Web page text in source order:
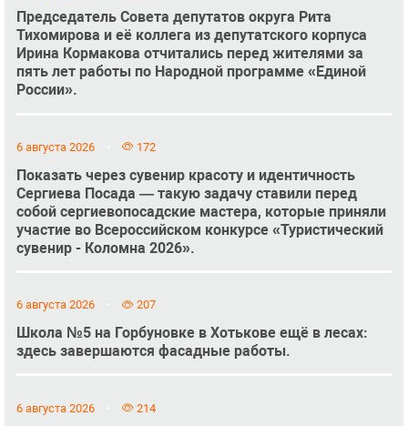
Председатель Совета депутатов округа Рита
Тихомирова и её коллега из депутатского корпуса
Ирина Кормакова отчитались перед жителями за
пять лет работы по Народной программе «Единой
России».
6 августа 2026 172
Показать через сувенир красоту и идентичность
Сергиева Посада — такую задачу ставили перед
собой сергиевопосадские мастера, которые приняли
участие во Всероссийском конкурсе «Туристический
сувенир - Коломна 2026».
6 августа 2026 207
Школа №5 на Горбуновке в Хотькове ещё в лесах:
здесь завершаются фасадные работы.
6 августа 2026 214